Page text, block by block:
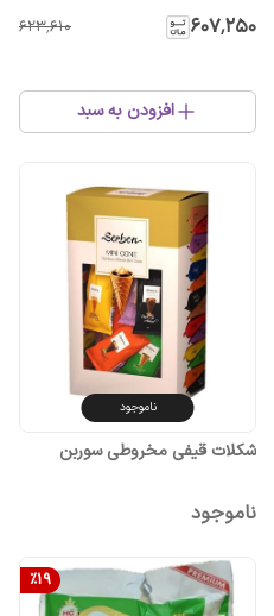
۶۰۷٬۲۵۰ ۶۲۳٬۶۱۰
افزودن به سبد
ناموجود
شکلات قیفی مخروطی سوربن
ناموجود
%19